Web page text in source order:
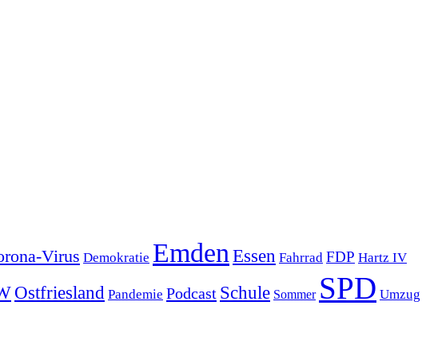
Virus Demokratie Emden Essen Fahrrad FDP Hartz IV
Ostfriesland Pandemie Podcast Schule Sommer SPD Umzug